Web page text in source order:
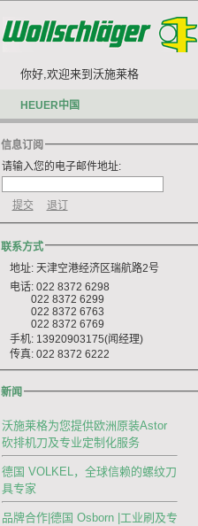
你好,欢迎来到沃施莱格网站.
HEUER中国
信息订阅
请输入您的电子邮件地址:
联系方式
地址: 天津空港经济区瑞航路2号
电话: 022 8372 6298
022 8372 6299
022 8372 6763
022 8372 6769
手机: 13920903175(闻经理)
传真: 022 8372 6222
新闻
沃施莱格为您提供欧洲原装Astor
砍排机刀及专业定制化服务
德国 VOLKEL，全球信赖的螺纹刀
具专家
品牌合作|德国 Osborn |工业刷及专